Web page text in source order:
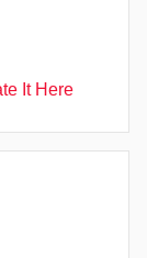
It Here